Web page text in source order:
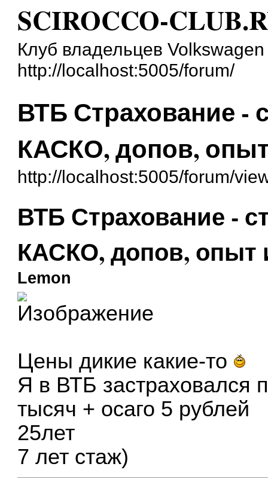
SCIROCCO-
Клуб владельцев
http://localhost:5005/forum/
ВТБ Страхование -
КАСКО, допов,
http://localhost:5005/forum/
ВТБ Страхование -
КАСКО, допов, опыт
Lemon
Цены дикие какие-то
Я в ВТБ застраховался
тысяч + осаго 5 рублей
25лет
7 лет стаж)